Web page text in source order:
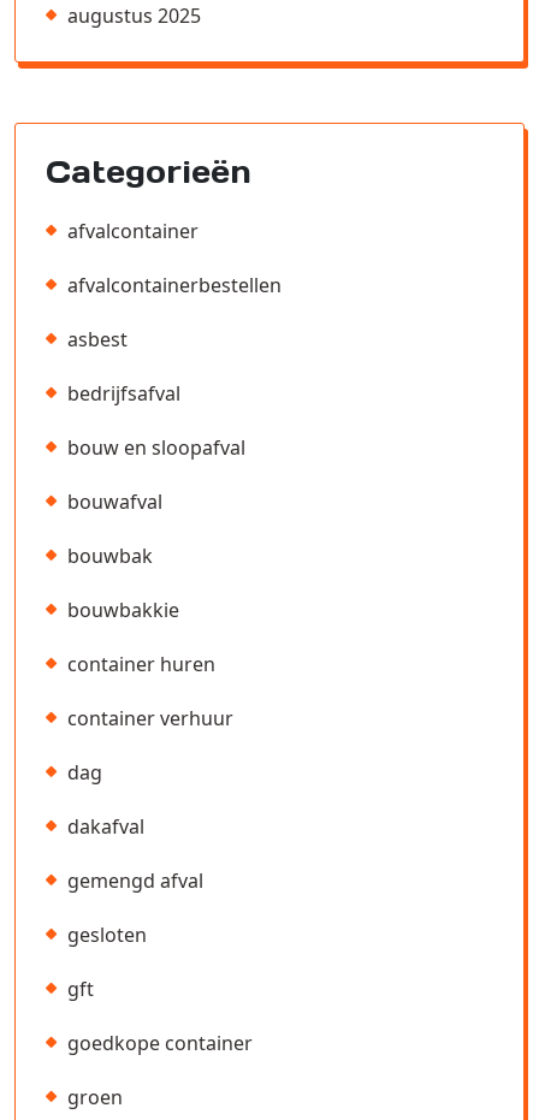
augustus 2025
Categorieën
afvalcontainer
afvalcontainerbestellen
asbest
bedrijfsafval
bouw en sloopafval
bouwafval
bouwbak
bouwbakkie
container huren
container verhuur
dag
dakafval
gemengd afval
gesloten
gft
goedkope container
groen